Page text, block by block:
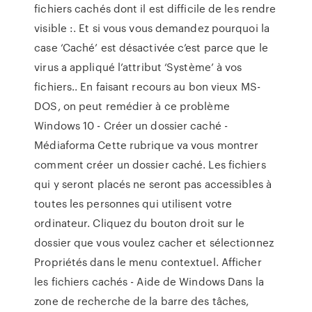
fichiers cachés dont il est difficile de les rendre
visible :. Et si vous vous demandez pourquoi la
case ‘Caché’ est désactivée c’est parce que le
virus a appliqué l’attribut ‘Système’ à vos
fichiers.. En faisant recours au bon vieux MS-
DOS, on peut remédier à ce problème
Windows 10 - Créer un dossier caché -
Médiaforma Cette rubrique va vous montrer
comment créer un dossier caché. Les fichiers
qui y seront placés ne seront pas accessibles à
toutes les personnes qui utilisent votre
ordinateur. Cliquez du bouton droit sur le
dossier que vous voulez cacher et sélectionnez
Propriétés dans le menu contextuel. Afficher
les fichiers cachés - Aide de Windows Dans la
zone de recherche de la barre des tâches,